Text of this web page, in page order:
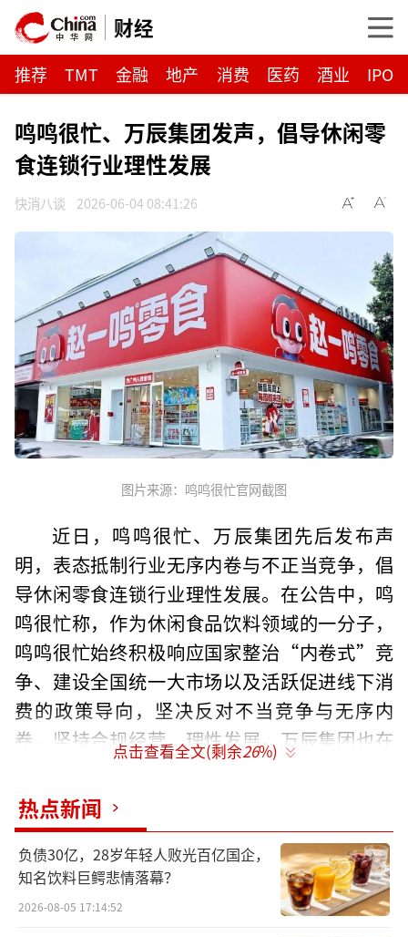
财经
推荐 TMT 金融 地产 消费 医药 酒业 IPO
鸣鸣很忙、万辰集团发声，倡导休闲零
食连锁行业理性发展
快消八谈 2026-06-04 08:41:26
图片来源：鸣鸣很忙官网截图
近日，鸣鸣很忙、万辰集团先后发布声
明，表态抵制行业无序内卷与不正当竞争，倡
导休闲零食连锁行业理性发展。在公告中，鸣
鸣很忙称，作为休闲食品饮料领域的一分子，
鸣鸣很忙始终积极响应国家整治“内卷式”竞
争、建设全国统一大市场以及活跃促进线下消
费的政策导向，坚决反对不当竞争与无序内
卷，坚持合规经营、理性发展。万辰集团也在
公告中表示，万辰集团始终积极响应国家建设
全国统一大市场和促进新型消费产业发展的政
策号召，坚持理性发展、稳健经营，坚决反对
无序内卷和不当竞争，为行业健康有序的发展
贡献力量。
点击查看全文(剩余26%)
热点新闻
负债30亿，28岁年轻人败光百亿国企，
知名饮料巨鳄悲情落幕？
2026-08-05 17:14:52